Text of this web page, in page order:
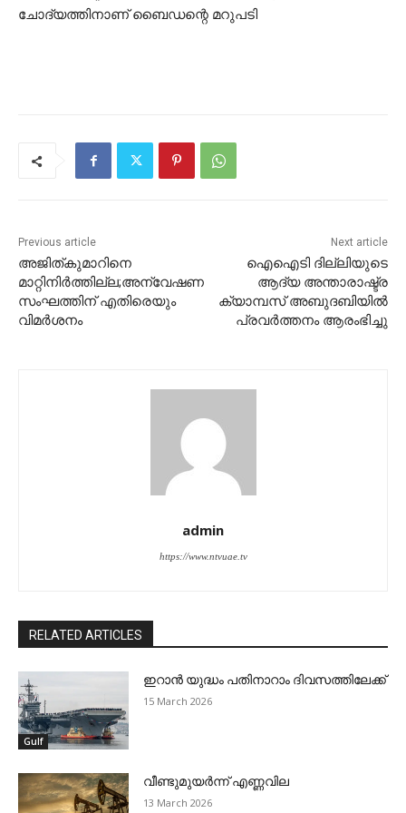
ചോദ്യത്തിനാണ് ബൈഡന്റെ മറുപടി
Previous article
അജിത്കുമാറിനെ
മാറ്റിനിര്‍ത്തില്ല;അന്വേഷണ
സംഘത്തിന് എതിരെയും
വിമര്‍ശനം
Next article
ഐഐടി ദില്ലിയുടെ
ആദ്യ അന്താരാഷ്ട്ര
ക്യാമ്പസ് അബുദബിയില്‍
പ്രവര്‍ത്തനം ആരംഭിച്ചു
admin
https://www.ntvuae.tv
RELATED ARTICLES
Gulf
ഇറാന്‍ യുദ്ധം പതിനാറാം ദിവസത്തിലേക്ക്
15 March 2026
വീണ്ടുമുയര്‍ന്ന് എണ്ണവില
13 March 2026